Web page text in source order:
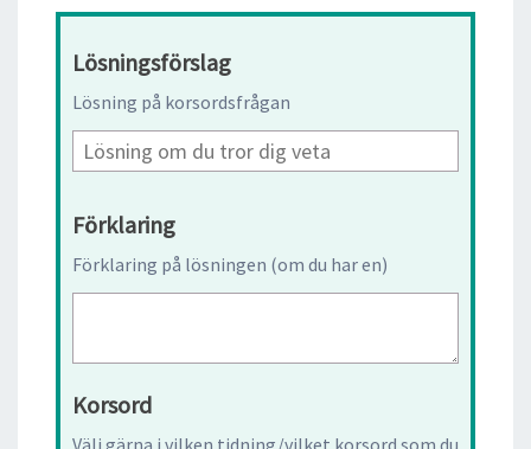
Lösningsförslag
Lösning på korsordsfrågan
Förklaring
Förklaring på lösningen (om du har en)
Korsord
Välj gärna i vilken tidning/vilket korsord som du